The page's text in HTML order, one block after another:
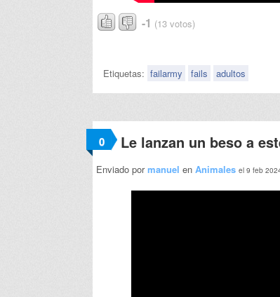
-1 (13 votos)
Etiquetas: failarmy fails adultos
0 Le lanzan un beso a
Enviado pormanuel en Animales el 9 feb